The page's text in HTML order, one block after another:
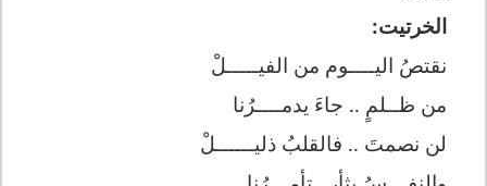
الخرتيت:
نقتصُ اليــــوم من الفيـــــلْ
من ظــلمٍ .. جاءَ يدمــــرُنا
لن نصمتَ .. فالقلبُ ذليــــــلْ